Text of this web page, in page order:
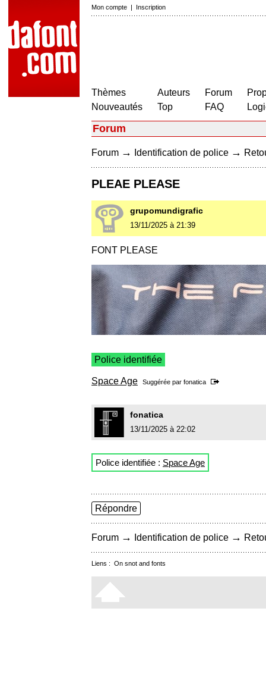
Mon compte | Inscription
Thèmes
Nouveautés
Auteurs
Top
Forum
FAQ
Forum
Forum → Identification de police →
PLEAE PLEASE
grupomundigrafic
13/11/2025 à 21:39
FONT PLEASE
Police identifiée
Space Age Suggérée par fonatica
fonatica
13/11/2025 à 22:02
Police identifiée : Space Age
Répondre
Forum → Identification de police →
Liens : On snot and fonts